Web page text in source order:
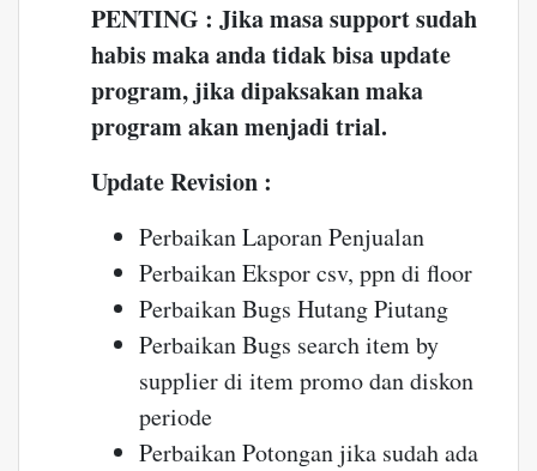
PENTING : Jika masa support sudah
habis maka anda tidak bisa update
program, jika dipaksakan maka
program akan menjadi trial.
Update Revision :
Perbaikan Laporan Penjualan
Perbaikan Ekspor csv, ppn di floor
Perbaikan Bugs Hutang Piutang
Perbaikan Bugs search item by
supplier di item promo dan diskon
periode
Perbaikan Potongan jika sudah ada